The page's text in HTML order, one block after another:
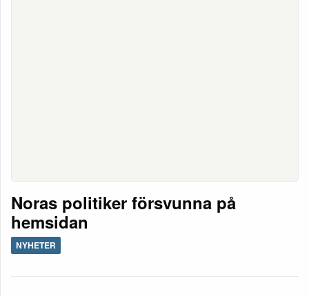
Noras politiker försvunna på
hemsidan
NYHETER